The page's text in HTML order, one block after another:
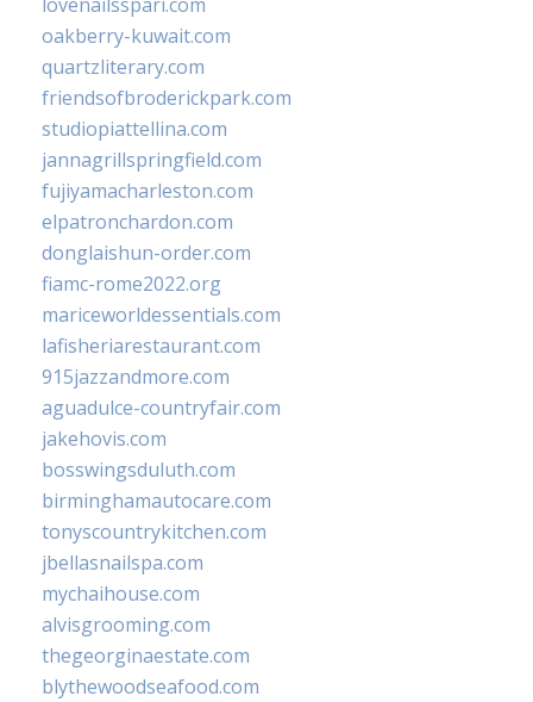
oakberry-kuwait.com
quartzliterary.com
friendsofbroderickpark.com
studiopiattellina.com
jannagrillspringfield.com
fujiyamacharleston.com
elpatronchardon.com
donglaishun-order.com
fiamc-rome2022.org
mariceworldessentials.com
lafisheriarestaurant.com
915jazzandmore.com
aguadulce-countryfair.com
jakehovis.com
bosswingsduluth.com
birminghamautocare.com
tonyscountrykitchen.com
jbellasnailspa.com
mychaihouse.com
alvisgrooming.com
thegeorginaestate.com
blythewoodseafood.com